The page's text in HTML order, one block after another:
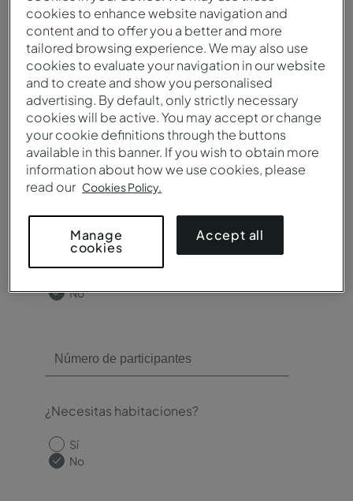
¿Necesita salas de reuniones?
Sí
No
¿Necesitas catering?
No
¿Necesitas habitaciones?
Sí
No
cookies to enhance website navigation and
content and to offer you a better and more
tailored browsing experience. We may also use
cookies to evaluate your navigation in our website
and to create and show you personalised
advertising. By default, only strictly necessary
cookies will be active. You may accept or change
your cookie definitions through the buttons
available in this banner. If you wish to obtain more
information about how we use cookies, please
read our Cookies Policy.
Manage
cookies
Accept all